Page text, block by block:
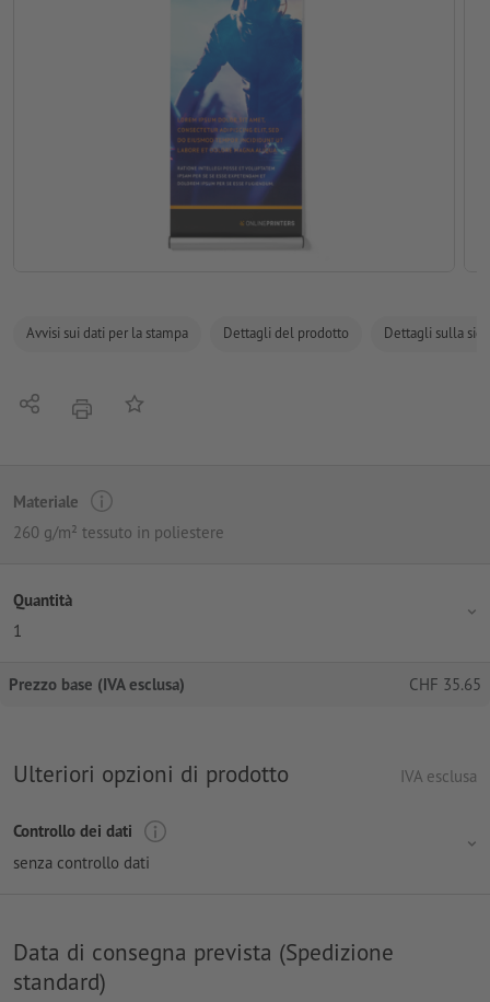
Avvisi sui dati per la stampa Dettagli del prodotto Dettagli sulla
Condividistamparealla lista preferiti
Materiale
260 g/m² tessuto in poliestere
Quantità
1
Prezzo base (IVA esclusa) CHF 35.65
Ulteriori opzioni di prodotto IVA esclusa
Controllo dei dati
senza controllo dati
Data di consegna prevista (Spedizione
standard)